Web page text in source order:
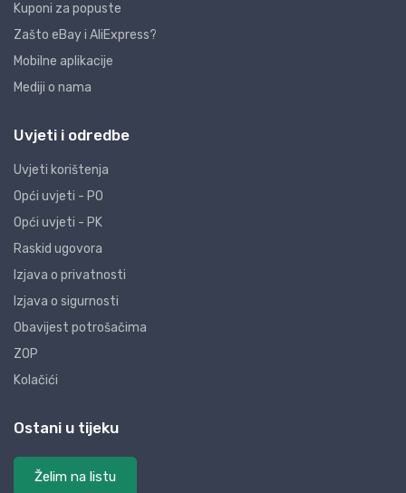
Kuponi za popuste
Zašto eBay i AliExpress?
Mobilne aplikacije
Mediji o nama
Uvjeti i odredbe
Uvjeti korištenja
Opći uvjeti - PO
Opći uvjeti - PK
Raskid ugovora
Izjava o privatnosti
Izjava o sigurnosti
Obavijest potrošačima
ZOP
Kolačići
Ostani u tijeku
Želim na listu